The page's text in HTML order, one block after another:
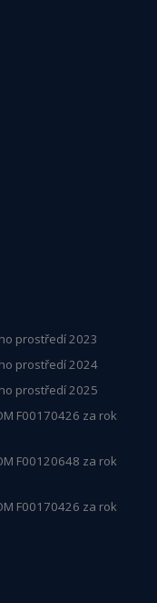
prostředí 2023
prostředí 2024
prostředí 2025
M F00170426 za rok
F00120648 za rok
F00170426 za rok